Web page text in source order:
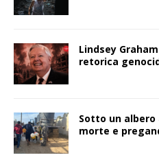
Lindsey
retorica
Sotto un albero
morte e